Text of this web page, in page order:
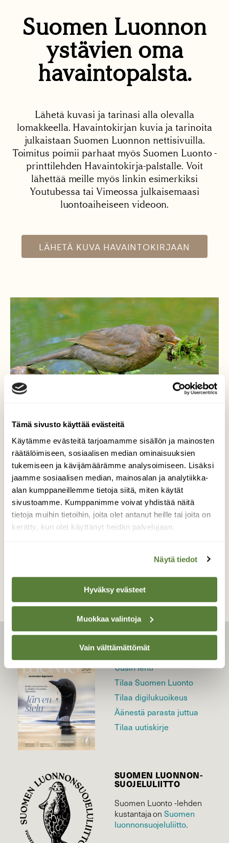
Tämä sivusto käyttää evästeitä
Käytämme evästeitä tarjoamamme sisällön ja mainosten
räätälöimiseen, sosiaalisen median ominaisuuksien
tukemiseen ja kävijämäärämme analysoimiseen. Lisäksi
jaamme sosiaalisen median, mainosalan ja analytiikka-
alan kumppaneillemme tietoja siitä, miten käytät
sivustoamme. Kumppanimme voivat yhdistää näitä
tietoja muihin tietoihin, joita olet antanut heille tai joita on
kerätty, kun olet käyttänyt heidän palvelujaan.
Näytä tiedot
Hyväksy evästeet
Muokkaa valintoja
Vain välttämättömät
Suomen Luonnon
ystävien oma
havaintopalsta.
Lähetä kuvasi ja tarinasi alla olevalla
lomakkeella. Havaintokirjan kuvia ja tarinoita
julkaistaan Suomen Luonnon nettisivuilla.
Toimitus poimii parhaat myös Suomen Luonto -
printtilehden Havaintokirja-palstalle. Voit
lähettää meille myös linkin esimerkiksi
Youtubessa tai Vimeossa julkaisemaasi
luontoaiheiseen videoon.
LÄHETÄ KUVA HAVAINTOKIRJAAN
Mustarastas
Repii sammaleita ruuan toivossa.
Valokuvaaja: Reijo Juurinen, Veikkola Heinäkuu
LEHTI
Uusin lehti
Tilaa Suomen Luonto
Tilaa digilukuoikeus
Äänestä parasta juttua
Tilaa uutiskirje
SUOMEN LUONNON­
SUOJELU­LIITTO
Suomen Luonto -lehden
kustantaja onSuomen
luonnonsuojelu­liitto.